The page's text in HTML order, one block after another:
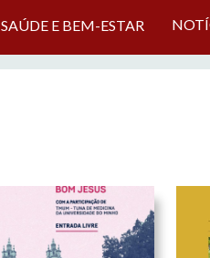
SAÚDE E BEM-ESTAR